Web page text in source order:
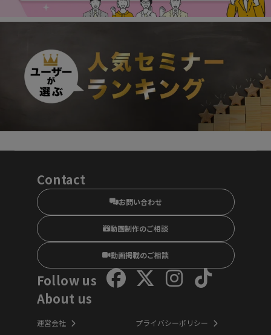
Contact
お問い合わせ
動画制作のご相談
動画掲載のご相談
Follow us
About us
運営会社
プライバシーポリシー